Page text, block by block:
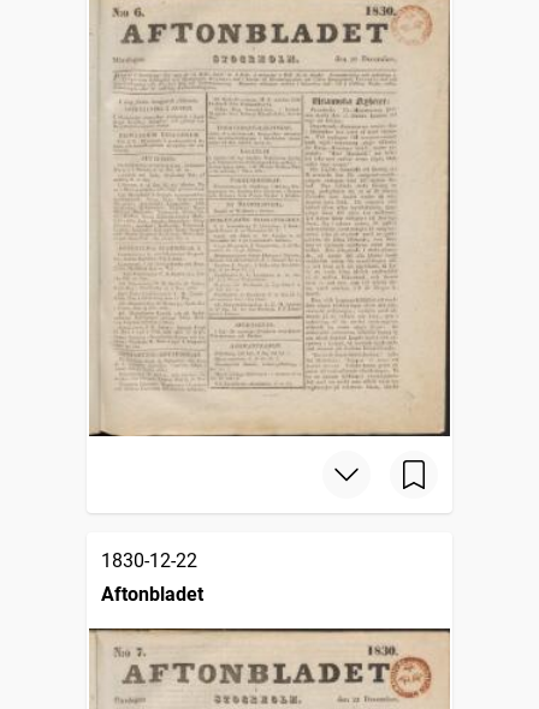
1830-12-22
Aftonbladet